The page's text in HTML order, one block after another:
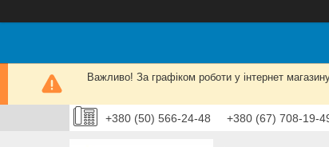
Важливо! За графіком роботи у інтернет
+380 (50) 566-24-48 +380 (67) 708-19-